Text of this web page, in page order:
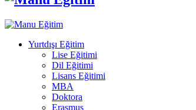
Yurtdışı Eğitim
Lise Eğitimi
Dil Eğitimi
Lisans Eğitimi
MBA
Doktora
Erasmus